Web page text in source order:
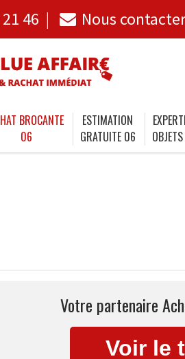
46 Nous contacter
BROCANTE
06
ESTIMATION
GRATUITE 06
Votre partenaire